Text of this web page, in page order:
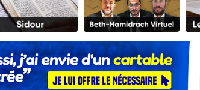
Eva vient de donner son Maasser
4 personnes viennent de nous rejoindre sur WhatsApp
3 personnes viennent de nous rejoindre sur WhatsApp
3 personnes viennent de faire un don pour 5 jours de
Odaya vient de donner son Maasser